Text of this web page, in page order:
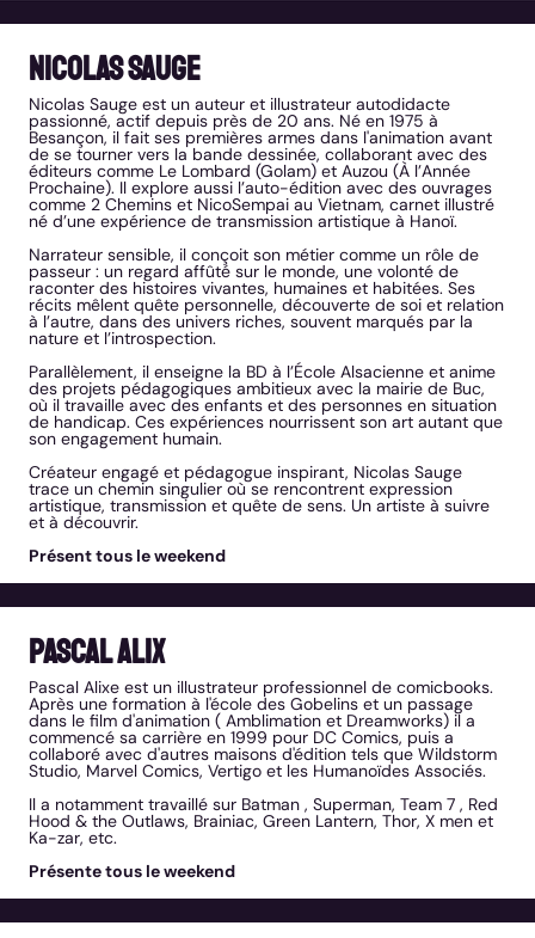
Nicolas Sauge
Nicolas Sauge est un auteur et illustrateur autodidacte
passionné, actif depuis près de 20 ans. Né en 1975 à
Besançon, il fait ses premières armes dans l'animation avant
de se tourner vers la bande dessinée, collaborant avec des
éditeurs comme Le Lombard (Golam) et Auzou (À l’Année
Prochaine). Il explore aussi l’auto-édition avec des ouvrages
comme 2 Chemins et NicoSempai au Vietnam, carnet illustré
né d’une expérience de transmission artistique à Hanoï.
Narrateur sensible, il conçoit son métier comme un rôle de
passeur : un regard affûté sur le monde, une volonté de
raconter des histoires vivantes, humaines et habitées. Ses
récits mêlent quête personnelle, découverte de soi et relation
à l’autre, dans des univers riches, souvent marqués par la
nature et l’introspection.
Parallèlement, il enseigne la BD à l’École Alsacienne et anime
des projets pédagogiques ambitieux avec la mairie de Buc,
où il travaille avec des enfants et des personnes en situation
de handicap. Ces expériences nourrissent son art autant que
son engagement humain.
Créateur engagé et pédagogue inspirant, Nicolas Sauge
trace un chemin singulier où se rencontrent expression
artistique, transmission et quête de sens. Un artiste à suivre
et à découvrir.
Présent tous le weekend
Pascal Alix
Pascal Alixe est un illustrateur professionnel de comicbooks.
Après une formation à l'école des Gobelins et un passage
dans le film d'animation ( Amblimation et Dreamworks) il a
commencé sa carrière en 1999 pour DC Comics, puis a
collaboré avec d'autres maisons d'édition tels que Wildstorm
Studio, Marvel Comics, Vertigo et les Humanoïdes Associés.
Il a notamment travaillé sur Batman , Superman, Team 7 , Red
Hood & the Outlaws, Brainiac, Green Lantern, Thor, X men et
Ka-zar, etc.
Présente tous le weekend